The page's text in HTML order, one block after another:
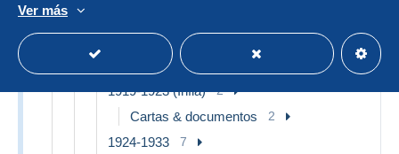
Tarjetas 13
República de Weimar 1919-1933
1919-1923 (Infla) 2
Cartas & documentos 2
1924-1933 7
Ver más